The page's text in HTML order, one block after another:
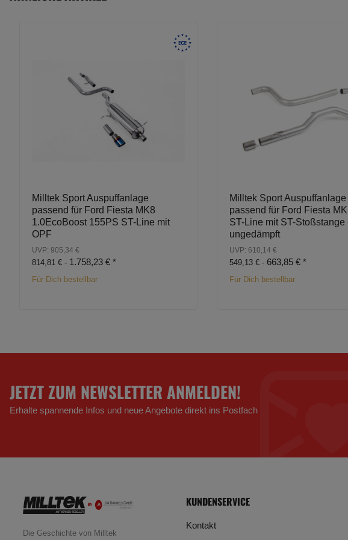
Milltek Sport Auspuffanlage
passend für Ford Fiesta MK8
1.0EcoBoost 155PS ST-Line mit
OPF
UVP: 905,34 €
814,81 € - 1.758,23 € *
Für Dich bestellbar
Milltek Sport Auspuffanlage
passend für Ford Fiesta
ST-Line mit ST-Stoßstange
ungedämpft
UVP: 610,14 €
549,13 € - 663,85 € *
Für Dich bestellbar
JETZT ZUM NEWSLETTER ANMELDEN!
Erhalte spannende Infos und neue Angebote direkt ins Postfach
Die Geschichte von Milltek
KUNDENSERVICE
Kontakt